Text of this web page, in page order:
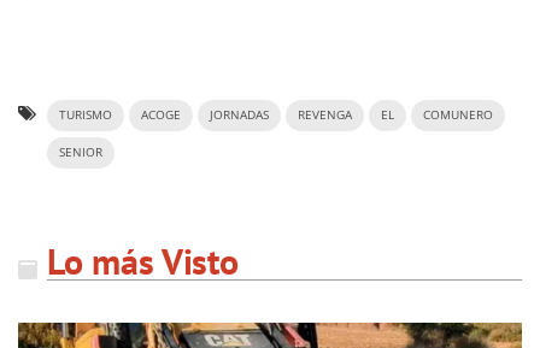
TURISMO ACOGE JORNADAS REVENGA EL COMUNERO
SENIOR
Lo más Visto